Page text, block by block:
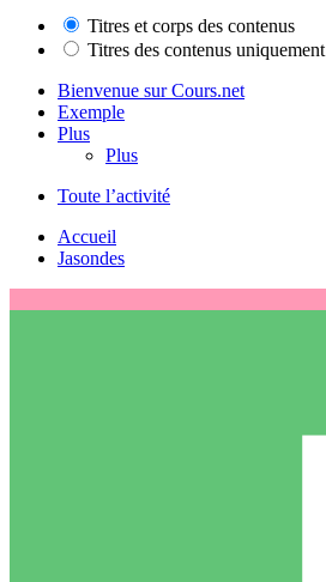
Titres et corps des contenus
Titres des contenus uniquement
Bienvenue sur Cours.net
Exemple
Plus
Plus
Toute l’activité
Accueil
Jasondes